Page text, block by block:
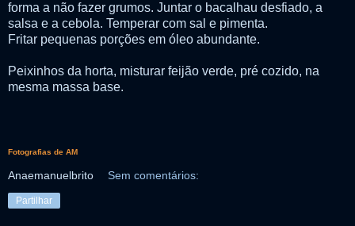
forma a não fazer grumos. Juntar o bacalhau desfiado, a
salsa e a cebola. Temperar com sal e pimenta.
Fritar pequenas porções em óleo abundante.
Peixinhos da horta, misturar feijão verde, pré cozido, na
mesma massa base.
Fotografias de AM
Anaemanuelbrito Sem comentários:
Partilhar